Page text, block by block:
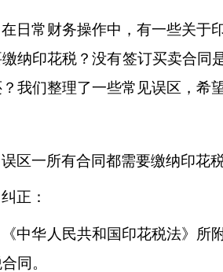
风险提示
业家的...
在日常财务操作中，有一些关于
纳印花税？没有签订买卖合同
我们整理了一些常见误区，希
误区一所有合同都需要缴纳印花
纠正：
《中华人民共和国印花税法》
同。